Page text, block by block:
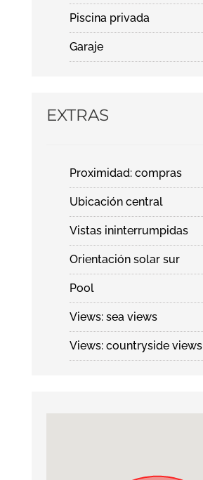
Piscina privada
Garaje
EXTRAS
Proximidad: compras
Ubicación central
Vistas ininterrumpidas
Orientación solar sur
Pool
Views: sea views
Views: countryside views